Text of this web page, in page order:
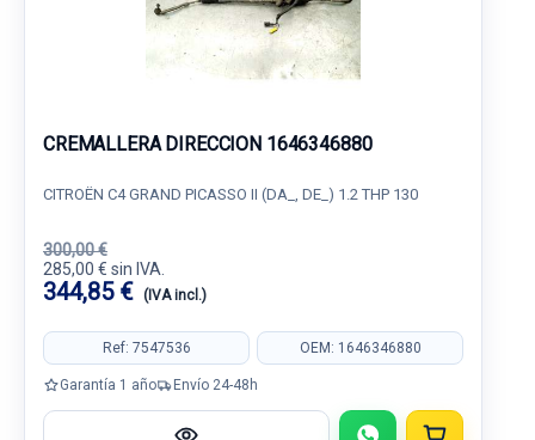
CREMALLERA DIRECCION 1646346880
CITROËN C4 GRAND PICASSO II (DA_, DE_) 1.2 THP 130
300,00 €
285,00 € sin IVA.
344,85 € (IVA incl.)
Ref: 7547536 OEM: 1646346880
Garantía 1 año Envío 24-48h